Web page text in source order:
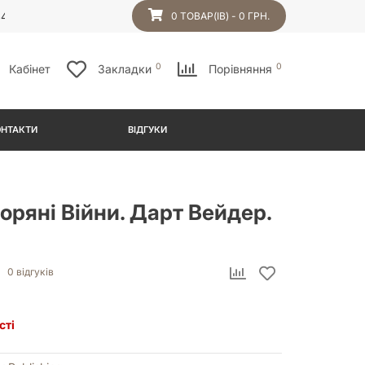
0 ТОВАР(ІВ) - 0 ГРН.
Кабінет Закладки 0 Порівняння 0
ВІДГУКИ
Війни. Дарт Вейдер.
0 відгуків